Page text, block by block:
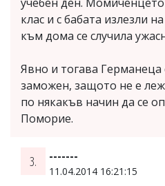
клас и с бабата излезли
към дома се случила
Явно и тогава Германеца
заможен, защото не е
по някакъв начин да се
Поморие.
3. -------
11.04.2014 16:21:15